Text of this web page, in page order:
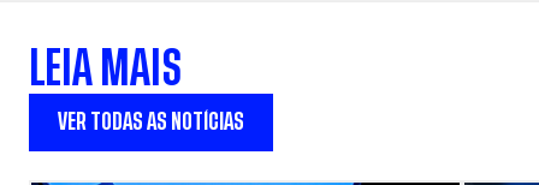
LEIA MAIS
VER TODAS AS NOTÍCIAS